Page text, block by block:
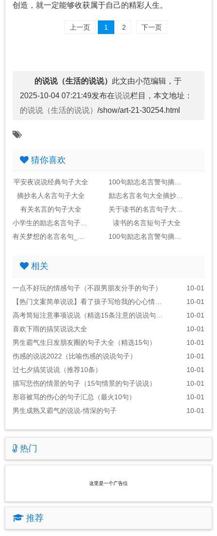
创造，就一定能够收获属于自己的精彩人生。
上一页 1 2 下一页
的说说（生活的说说） 此文由小范编辑，于
2025-10-04 07:21:49发布在说说栏目，本文地址：
的说说（生活的说说） /show/art-21-30254.html
猜你喜欢
平安夜说说经典句子大全
摘抄名人名言句子大全
有关名言的句子大全
读书的名言短句子大全
相关
一点不好玩的情感句子（不跟男朋友分手的句子）
10-01
10-01
10-01
喜欢下雨的搞笑说说大全
10-01
男生霸气生日发朋友圈的句子大全（精选15句）
10-01
伤感的说说2022（比喻伤感的说说句子）
10-01
过七夕搞笑说说（推荐10条）
10-01
描写悲伤的情景的句子（15句情景的句子说说）
10-01
形容被骂的伤心的句子汇总（最火10句）
10-01
男生成熟又霸气的说说-情深的句子
10-01
热门
这里是一个广告位
推荐